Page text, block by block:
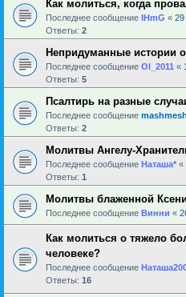
Как молиться, когда
Последнее сообщение IHmG « 29
Ответы: 2
Непридуманные истории
Последнее сообщение Ol_2011 «
Ответы: 5
Псалтирь на разные
Последнее сообщение
Ответы: 2
Молитвы Ангелу-
Последнее сообщение Наташа* «
Ответы: 1
Молитвы блаженной
Последнее сообщение Винни «
Как молиться о тяжело
человеке?
Последнее сообщение
Ответы: 16